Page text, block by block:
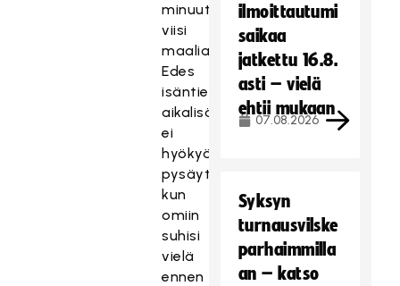
minuuttiin
viisi
maalia.
Edes
isäntien
aikalisä
ei
hyökyä
pysäyttänyt,
kun
omiin
suhisi
vielä
ennen
ilmoittautumi
saikaa
jatkettu 16.8.
asti – vielä
ehtii mukaan
07.08.2026
Syksyn
turnausvilske
parhaimmilla
an – katso